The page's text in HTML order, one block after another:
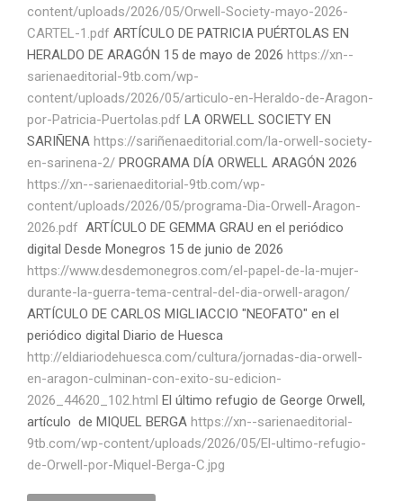
content/uploads/2026/05/Orwell-Society-mayo-2026-
CARTEL-1.pdf ARTÍCULO DE PATRICIA PUÉRTOLAS EN
HERALDO DE ARAGÓN 15 de mayo de 2026 https://xn--
sarienaeditorial-9tb.com/wp-
content/uploads/2026/05/articulo-en-Heraldo-de-Aragon-
por-Patricia-Puertolas.pdf LA ORWELL SOCIETY EN
SARIÑENA https://sariñenaeditorial.com/la-orwell-society-
en-sarinena-2/ PROGRAMA DÍA ORWELL ARAGÓN 2026
https://xn--sarienaeditorial-9tb.com/wp-
content/uploads/2026/05/programa-Dia-Orwell-Aragon-
2026.pdf ARTÍCULO DE GEMMA GRAU en el periódico
digital Desde Monegros 15 de junio de 2026
https://www.desdemonegros.com/el-papel-de-la-mujer-
durante-la-guerra-tema-central-del-dia-orwell-aragon/
ARTÍCULO DE CARLOS MIGLIACCIO "NEOFATO" en el
periódico digital Diario de Huesca
http://eldiariodehuesca.com/cultura/jornadas-dia-orwell-
en-aragon-culminan-con-exito-su-edicion-
2026_44620_102.html El último refugio de George Orwell,
artículo de MIQUEL BERGA https://xn--sarienaeditorial-
9tb.com/wp-content/uploads/2026/05/El-ultimo-refugio-
de-Orwell-por-Miquel-Berga-C.jpg